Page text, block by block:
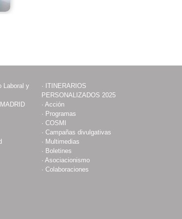
Laboral y
· ITINERARIOS
PERSONALIZADOS 2025
· Acción
· Programas
· COSMI
· Campañas divulgativas
· Multimedias
· Boletines
· Asociacionismo
· Colaboraciones